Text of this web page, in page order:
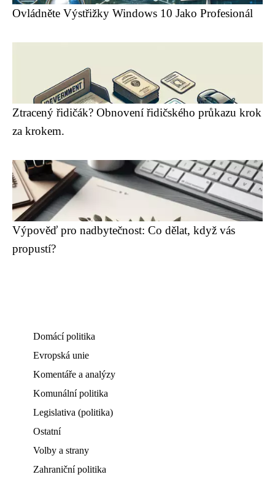
Ovládněte Výstřižky Windows 10 Jako Profesionál
Ztracený řidičák? Obnovení řidičského průkazu krok
za krokem.
Výpověď pro nadbytečnost: Co dělat, když vás
propustí?
Domácí politika
Evropská unie
Komentáře a analýzy
Komunální politika
Legislativa (politika)
Ostatní
Volby a strany
Zahraniční politika